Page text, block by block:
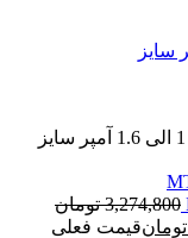
بی متال ال اس 1 الی 1.6 آمپر سایز
3,274,800 تومان
تومانقیمت فعلی